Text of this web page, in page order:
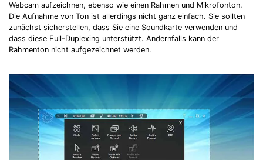
Webcam aufzeichnen, ebenso wie einen Rahmen und Mikrofonton.
Die Aufnahme von Ton ist allerdings nicht ganz einfach. Sie sollten
zunächst sicherstellen, dass Sie eine Soundkarte verwenden und
dass diese Full-Duplexing unterstützt. Andernfalls kann der
Rahmenton nicht aufgezeichnet werden.